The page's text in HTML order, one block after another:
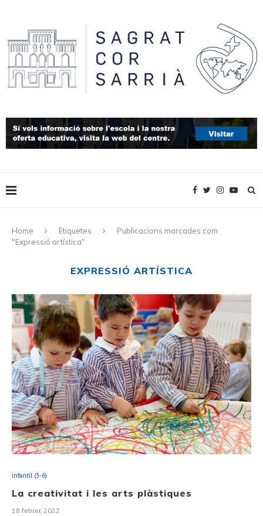
Home Etiquetes
Publicacions marcades com
"Expressió artística"
EXPRESSIÓ ARTÍSTICA
Infantil (3-6)
La creativitat i les arts plàstiques
18 febrer, 2022